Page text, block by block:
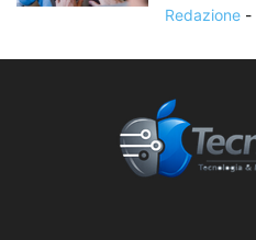
Redazione -